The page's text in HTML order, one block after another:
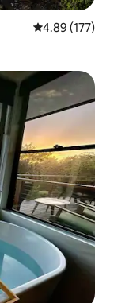
5 पैकी 4.89
4.89 (177)